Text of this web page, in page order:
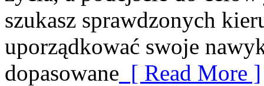
szukasz sprawdzonych
uporządkować swoje
dopasowane [ Read More ]